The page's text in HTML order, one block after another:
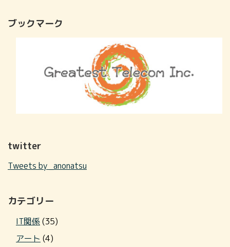
ブックマーク
twitter
Tweets by _anonatsu
カテゴリー
IT関係(35)
アート (4)